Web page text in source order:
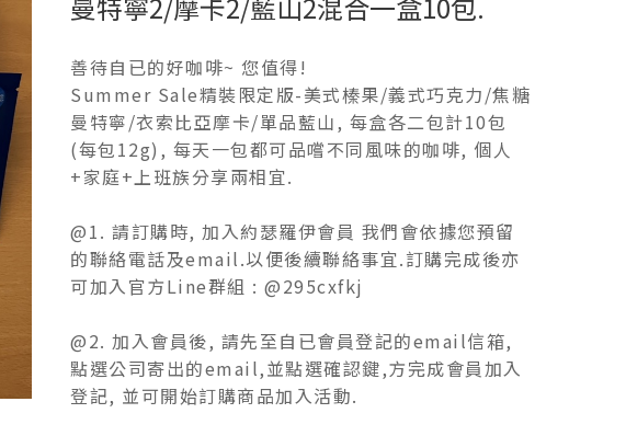
善待自已的好咖啡~ 您值得!
Summer Sale精裝限定版-美式榛果/義式巧克力/焦糖
曼特寧/衣索比亞摩卡/單品藍山, 每盒各二包計10包
(每包12g), 每天一包都可品嚐不同風味的咖啡, 個人
+家庭+上班族分享兩相宜.
@1. 請訂購時, 加入約瑟羅伊會員 我們會依據您預留
的聯絡電話及email.以便後續聯絡事宜.訂購完成後亦
可加入官方Line群組 : @295cxfkj
@2. 加入會員後, 請先至自已會員登記的email信箱,
點選公司寄出的email,並點選確認鍵,方完成會員加入
登記, 並可開始訂購商品加入活動.